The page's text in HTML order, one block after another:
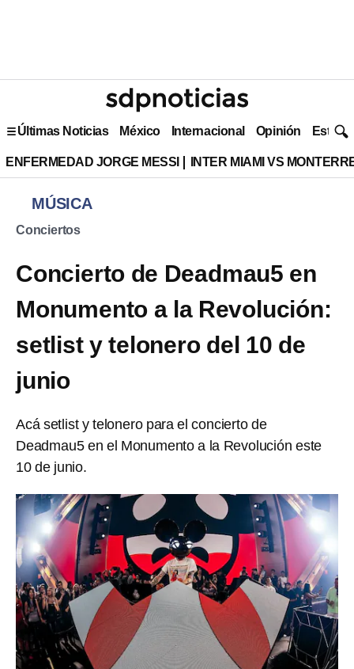
Últimas Noticias México Internacional Opinión Estilo
ENFERMEDAD JORGE MESSI INTER MIAMI VS
MÚSICA
Conciertos
Concierto de Deadmau5 en
Monumento a la Revolución:
setlist y telonero del 10 de
junio
Acá setlist y telonero para el concierto de
Deadmau5 en el Monumento a la Revolución este
10 de junio.